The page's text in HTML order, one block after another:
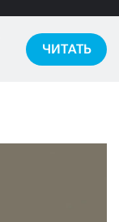
ЧИТАТЬ